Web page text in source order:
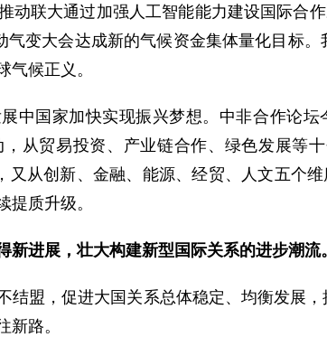
动联大通过加强人工智能能力建设国际合
气变大会达成新的气候资金集体量化目标
气候正义。
中国家加快实现振兴梦想。中非合作论
从贸易投资、产业链合作、绿色发展等
又从创新、金融、能源、经贸、人文五个
提质升级。
进展，壮大构建新型国际关系的进步潮流。
结盟，促进大国关系总体稳定、均衡发展
新路。